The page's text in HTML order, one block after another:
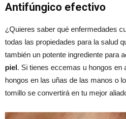
Antifúngico efectivo
¿Quieres saber qué enfermedades
todas las propiedades para la salud
también un potente ingrediente para
piel. Si tienes eccemas u hongos en
hongos en las uñas de las manos o
tomillo se convertirá en tu mejor